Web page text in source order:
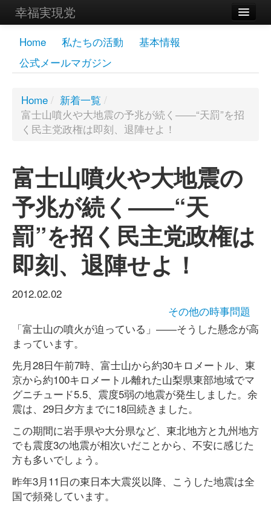
幸福実現党
メンバーズページ
党員
お問い合わせ
Home 私たちの活動
基本情報
公式メールマガジン
Home / 新着一覧 /
富士山噴火や大地震の予兆が続く――“天罰”を招
く民主党政権は即刻、退陣せよ！
富士山噴火や大地震の
予兆が続く――“天
罰”を招く民主党政権は
即刻、退陣せよ！
2012.02.02
その他の時事問題
「富士山の噴火が迫っている」――そうした懸念が高
まっています。
先月28日午前7時、富士山から約30キロメートル、東
京から約100キロメートル離れた山梨県東部地域でマ
グニチュード5.5、震度5弱の地震が発生しました。余
震は、29日夕方までに18回続きました。
この期間に岩手県や大分県など、東北地方と九州地方
でも震度3の地震が相次いだことから、不安に感じた
方も多いでしょう。
昨年3月11日の東日本大震災以降、こうした地震は全
国で頻発しています。